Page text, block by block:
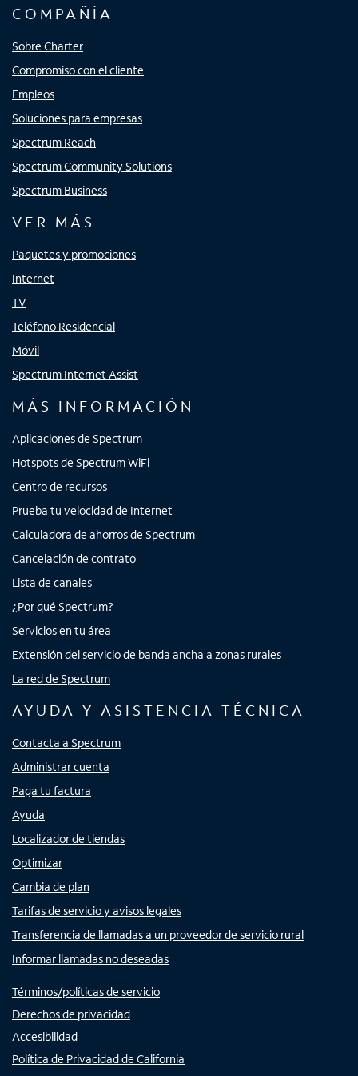
COMPAÑÍA
Sobre Charter
Compromiso con el cliente
Empleos
Soluciones para empresas
Spectrum Reach
Spectrum Community Solutions
Spectrum Business
VER MÁS
Paquetes y promociones
Internet
TV
Teléfono Residencial
Móvil
Spectrum Internet Assist
MÁS INFORMACIÓN
Aplicaciones de Spectrum
Hotspots de Spectrum WiFi
Centro de recursos
Prueba tu velocidad de Internet
Calculadora de ahorros de Spectrum
Cancelación de contrato
Lista de canales
¿Por qué Spectrum?
Servicios en tu área
Extensión del servicio de banda ancha a zonas rurales
La red de Spectrum
AYUDA Y ASISTENCIA TÉCNICA
Contacta a Spectrum
Administrar cuenta
Paga tu factura
Ayuda
Localizador de tiendas
Optimizar
Cambia de plan
Tarifas de servicio y avisos legales
Transferencia de llamadas a un proveedor de servicio rural
Informar llamadas no deseadas
Términos/políticas de servicio
Derechos de privacidad
Accesibilidad
Política de Privacidad de California